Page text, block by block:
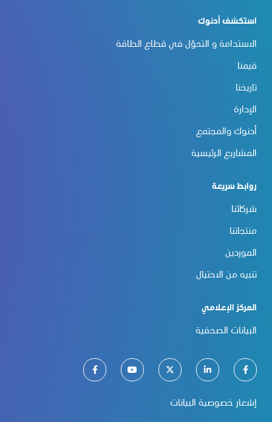
استكشف أدنوك
الاستدامة و التحوّل في قطاع الطاقة
قيمنا
تاريخنا
الإدارة
أدنوك والمجتمع
المشاريع الرئيسية
روابط سريعة
شركائنا
منتجاتنا
الموردين
تنبيه من الاحتيال
المركز الإعلامي
البيانات الصحفية
إشعار خصوصية البيانات